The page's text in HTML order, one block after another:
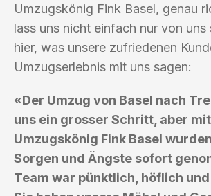
Umzugskönig Fink Basel, genau
lass uns nicht einfach nur von uns
hier, was unsere zufriedenen
Umzugserlebnis mit uns sagen:
«Der Umzug von Basel nach
uns ein grosser Schritt, aber
Umzugskönig Fink Basel
Sorgen und Ängste sofort
Team war pünktlich, höflich